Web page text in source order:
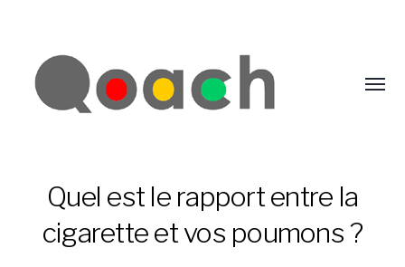
Quel est le rapport entre la
cigarette et vos poumons ?